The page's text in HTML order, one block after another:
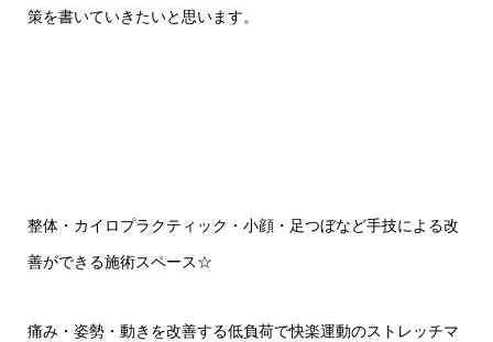
策を書いていきたいと思います。
整体・カイロプラクティック・小顔・足つぼなど手技による改
善ができる施術スペース☆
痛み・姿勢・動きを改善する低負荷で快楽運動のストレッチマ